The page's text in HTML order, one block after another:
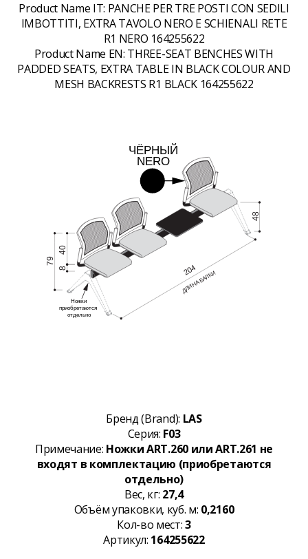
Product Name IT: PANCHE PER TRE POSTI CON SEDILI
IMBOTTITI, EXTRA TAVOLO NERO E SCHIENALI RETE
R1 NERO 164255622
Product Name EN: THREE-SEAT BENCHES WITH
PADDED SEATS, EXTRA TABLE IN BLACK COLOUR AND
MESH BACKRESTS R1 BLACK 164255622
Бренд (Brand): LAS
Серия: F03
Примечание: Ножки ART.260 или ART.261 не
входят в комплектацию (приобретаются
отдельно)
Вес, кг: 27,4
Объём упаковки, куб. м: 0,2160
Кол-во мест:3
Артикул: 164255622